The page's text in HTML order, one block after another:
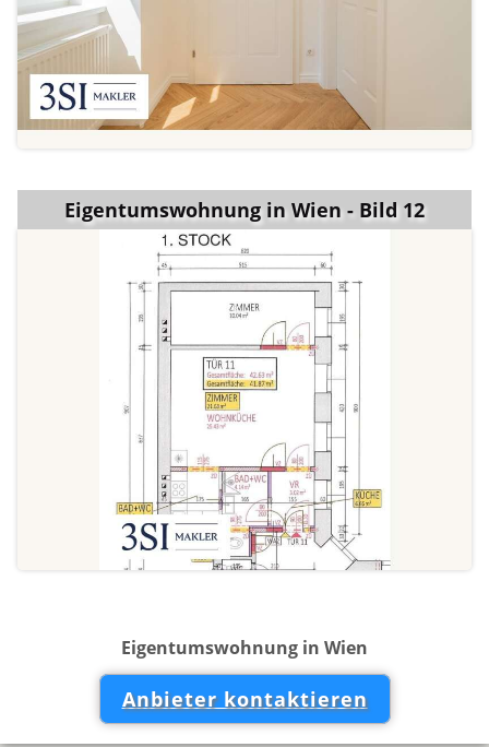
Eigentumswohnung in Wien - Bild 12
Eigentumswohnung in Wien
Anbieter kontaktieren